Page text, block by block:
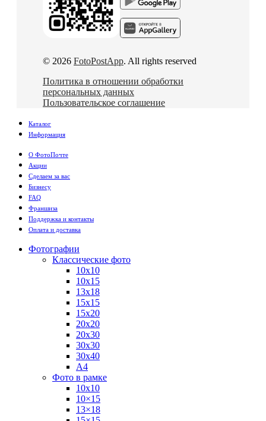
© 2026 FotoPostApp. All rights reserved
Политика в отношении обработки
персональных данных
Пользовательское соглашение
Каталог
Информация
О ФотоПочте
Акции
Сделаем за вас
Бизнесу
FAQ
Франшиза
Поддержка и контакты
Оплата и доставка
Фотографии
Классические фото
10х10
10х15
13х18
15х15
15х20
20х20
20х30
30х30
30х40
А4
Фото в рамке
10х10
10×15
13×18